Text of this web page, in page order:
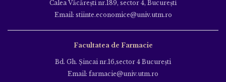
Calea Văcăreşti nr.189, sector 4, Bucureşti
Email: stiinte.economice@univ.utm.ro
Facultatea de Farmacie
Bd. Gh. Şincai nr.16,sector 4 Bucureşti
Email: farmacie@univ.utm.ro